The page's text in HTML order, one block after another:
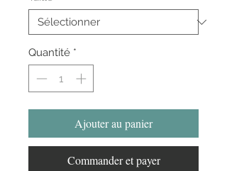
Quantité *
Ajouter au panier
Commander et payer